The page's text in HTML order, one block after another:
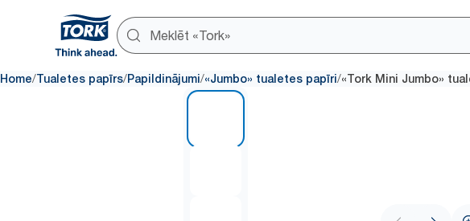
Home/Tualetes papīrs/Papildinājumi/«Jumbo» tualetes papīri/«Tork Mini Jumbo»